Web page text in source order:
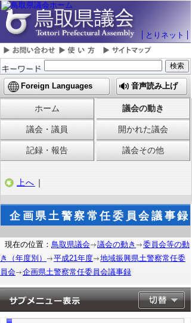
とりネット
Foreign Languages 音声読み上げ
ホーム 議会の動き
議会・議員 開かれた議会
記録・報告 議会その他
上へ ｜
企画県土警察常任委員会議事録
現在の位置： 鳥取県議会 議会の動き
委員会等の動
き（年度別）
平成21年度
地域振興県土警察常任委
員会
企画県土警察常任委員会議事録